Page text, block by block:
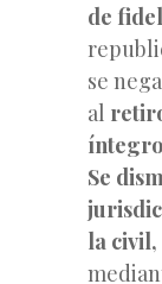
de
se
al
Se
la civil,